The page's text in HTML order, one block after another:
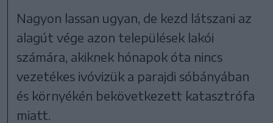
Nagyon lassan ugyan, de kezd látszani az
alagút vége azon települések lakói
számára, akiknek hónapok óta nincs
vezetékes ivóvizük a parajdi sóbányában
és környékén bekövetkezett katasztrófa
miatt.